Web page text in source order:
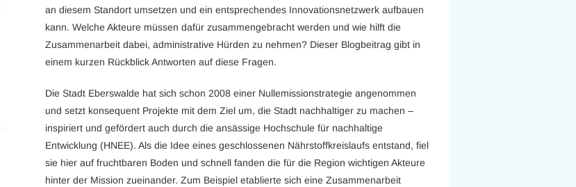
an diesem Standort umsetzen und ein entsprechendes Innovationsnetzwerk aufbauen
kann. Welche Akteure müssen dafür zusammengebracht werden und wie hilft die
Zusammenarbeit dabei, administrative Hürden zu nehmen? Dieser Blogbeitrag gibt in
einem kurzen Rückblick Antworten auf diese Fragen.
Die Stadt Eberswalde hat sich schon 2008 einer Nullemissionstrategie angenommen
und setzt konsequent Projekte mit dem Ziel um, die Stadt nachhaltiger zu machen –
inspiriert und gefördert auch durch die ansässige Hochschule für nachhaltige
Entwicklung (HNEE). Als die Idee eines geschlossenen Nährstoffkreislaufs entstand, fiel
sie hier auf fruchtbaren Boden und schnell fanden die für die Region wichtigen Akteure
hinter der Mission zueinander. Zum Beispiel etablierte sich eine Zusammenarbeit